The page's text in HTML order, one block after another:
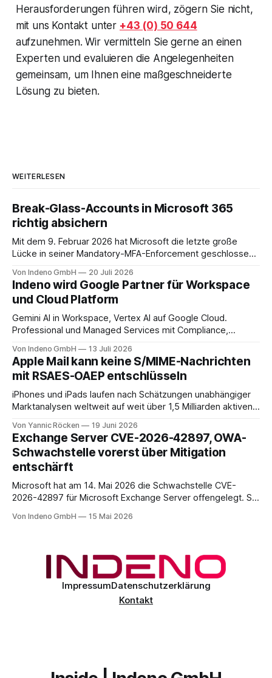
Herausforderungen führen wird, zögern Sie nicht,
mit uns Kontakt unter +43 (0) 50 644
aufzunehmen. Wir vermitteln Sie gerne an einen
Experten und evaluieren die Angelegenheiten
gemeinsam, um Ihnen eine maßgeschneiderte
Lösung zu bieten.
WEITERLESEN
Break-Glass-Accounts in Microsoft 365
richtig absichern
Mit dem 9. Februar 2026 hat Microsoft die letzte große
Lücke in seiner Mandatory-MFA-Enforcement geschlossen.
Microsoft 365 Admin Center anmeldet, einen zweiten
Faktor nachweisen. Für das Entra Admin Center, das Azure-
Portal und das Intune Admin Center gilt das
Von Indeno GmbH 20 Juli 2026
Indeno wird Google Partner für Workspace
und Cloud Platform
Gemini AI in Workspace, Vertex AI auf Google Cloud.
Professional und Managed Services mit Compliance,
DACH.
Von Indeno GmbH 13 Juli 2026
Apple Mail kann keine S/MIME-Nachrichten
mit RSAES-OAEP entschlüsseln
iPhones und iPads laufen nach Schätzungen unabhängiger
Marktanalysen weltweit auf weit über 1,5 Milliarden aktiven
im Bereich von 25 bis 30 Prozent auf Geschäftsumfelder,
also Smartphones und Tablets, die im beruflichen Kontext
genutzt werden, sei es als reines Diensthandy, als COPE-
Von Yannic Röcken 19 Juni 2026
Exchange Server CVE-2026-42897, OWA-
Schwachstelle vorerst über Mitigation
entschärft
Microsoft hat am 14. Mai 2026 die Schwachstelle CVE-
2026-42897 für Microsoft Exchange Server offengelegt. Sie
unauthentifizierten Angreifer, über eine speziell präparierte
Von Indeno GmbH 15 Mai 2026
ImpressumDatenschutzerklärung
Kontakt